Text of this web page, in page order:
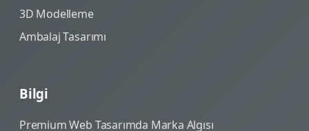
3D Modelleme
Ambalaj Tasarımı
Bilgi
Premium Web Tasarımda Marka Algısı